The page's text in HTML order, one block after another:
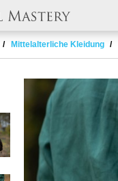
Mittelalterliche Kleidung